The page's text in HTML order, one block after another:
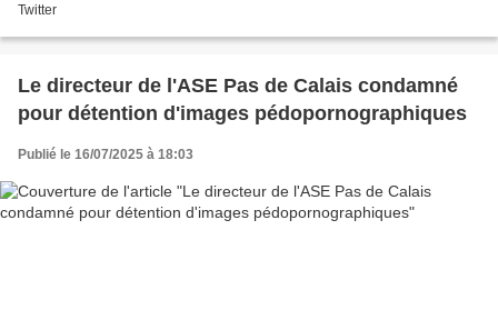
Twitter
Le directeur de l'ASE Pas de Calais condamné
pour détention d'images pédopornographiques
Publié le 16/07/2025 à 18:03